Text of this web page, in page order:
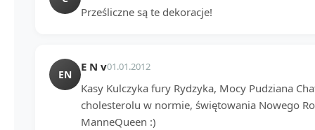
Prześliczne są te dekoracje!
EN
E N v01.01.2012
Kasy Kulczyka fury Rydzyka, Mocy Pudziana
cholesterolu w normie, świętowania Nowego
ManneQueen :)